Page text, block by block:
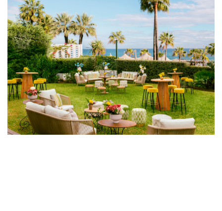
Copa vino tinto HARMONY AHUMADA
Ref. CRI165 +
Silla Papua